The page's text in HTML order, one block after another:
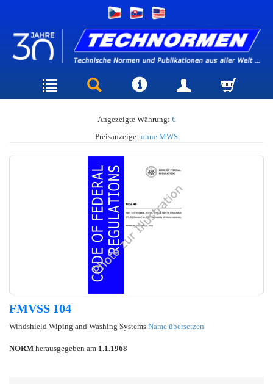
Angezeigte Währung: €
Preisanzeige: ohne MWS
FMVSS 104
Windshield Wiping and Washing Systems Name übersetzen
NORM herausgegeben am 1.1.1968